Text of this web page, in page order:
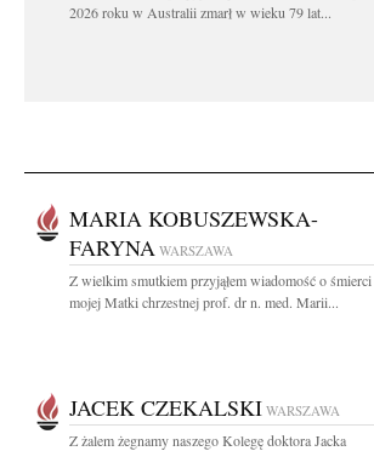
2026 roku w Australii zmarł w wieku 79 lat...
MARIA KOBUSZEWSKA-
FARYNA WARSZAWA
Z wielkim smutkiem przyjąłem wiadomość o śmierci
mojej Matki chrzestnej prof. dr n. med. Marii...
JACEK CZEKALSKI WARSZAWA
Z żalem żegnamy naszego Kolegę doktora Jacka